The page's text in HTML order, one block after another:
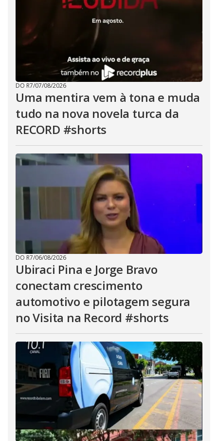
DO R7/07/08/2026
Uma mentira vem à tona e muda
tudo na nova novela turca da
RECORD #shorts
DO R7/06/08/2026
Ubiraci Pina e Jorge Bravo
conectam crescimento
automotivo e pilotagem segura
no Visita na Record #shorts